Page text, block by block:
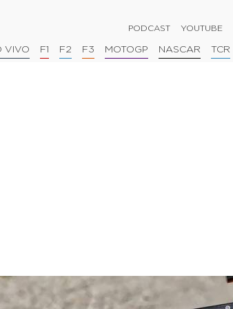
PODCAST YOUTUBE
VIVO F1 F2 F3 MOTOGP NASCAR TCR